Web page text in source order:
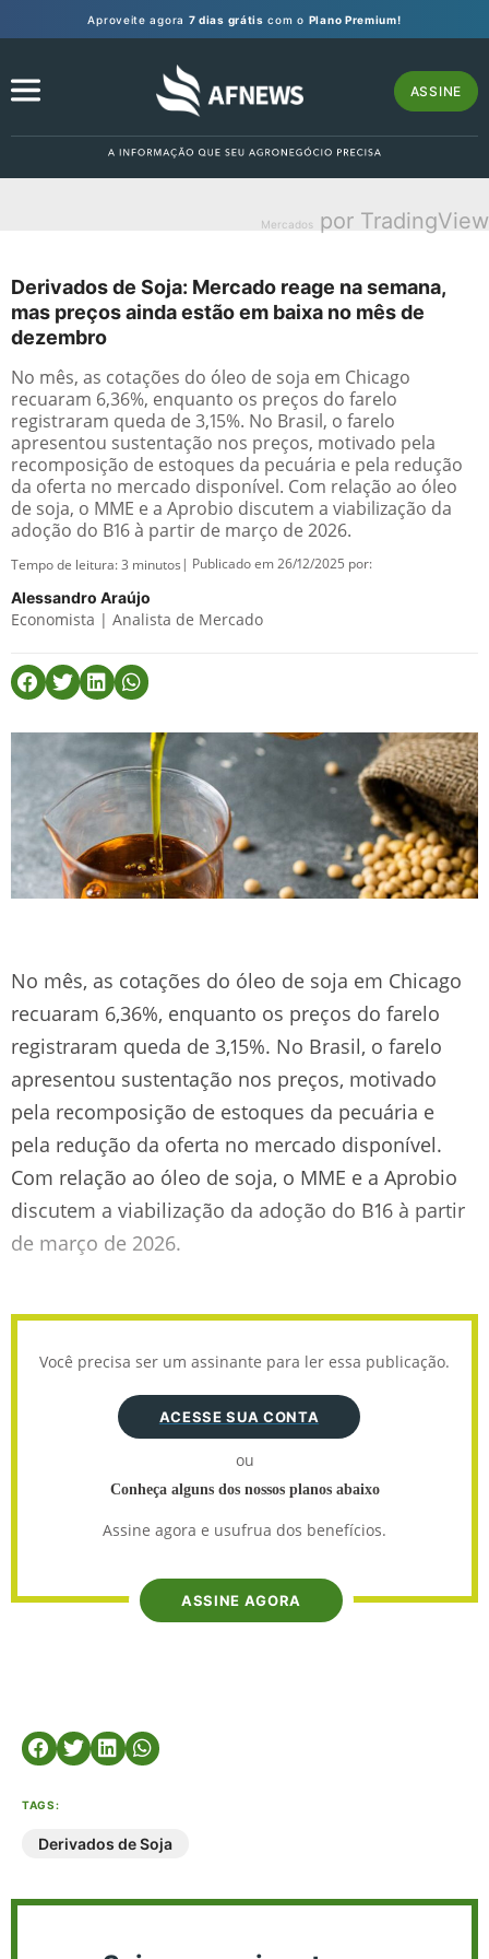
Aproveite agora 7 dias grátis com o Plano Premium!
ASSINE
Mercados por TradingView
Derivados de Soja: Mercado reage na semana,
mas preços ainda estão em baixa no mês de
dezembro
No mês, as cotações do óleo de soja em Chicago
recuaram 6,36%, enquanto os preços do farelo
registraram queda de 3,15%. No Brasil, o farelo
apresentou sustentação nos preços, motivado pela
recomposição de estoques da pecuária e pela redução
da oferta no mercado disponível. Com relação ao óleo
de soja, o MME e a Aprobio discutem a viabilização da
adoção do B16 à partir de março de 2026.
Tempo de leitura:3 minutos | Publicado em 26/12/2025 por:
Alessandro Araújo
Economista | Analista de Mercado
No mês, as cotações do óleo de soja em Chicago
recuaram 6,36%, enquanto os preços do farelo
registraram queda de 3,15%. No Brasil, o farelo
apresentou sustentação nos preços, motivado
pela recomposição de estoques da pecuária e
pela redução da oferta no mercado disponível.
Com relação ao óleo de soja, o MME e a Aprobio
discutem a viabilização da adoção do B16 à partir
de março de 2026.
Você precisa ser um assinante para ler essa publicação.
ACESSE SUA CONTA
ou
Conheça alguns dos nossos planos abaixo
Assine agora e usufrua dos benefícios.
ASSINE AGORA
TAGS:
Derivados de Soja